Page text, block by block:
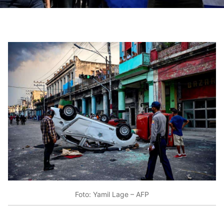
Foto: Yamil Lage – AFP